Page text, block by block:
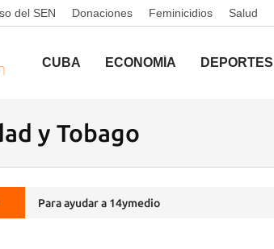
del SEN Donaciones Feminicidios Salud
CUBA ECONOMÍA DEPORTES
y Tobago
Para ayudar a 14ymedio